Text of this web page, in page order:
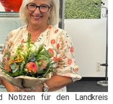
Notizen für den Landkreis